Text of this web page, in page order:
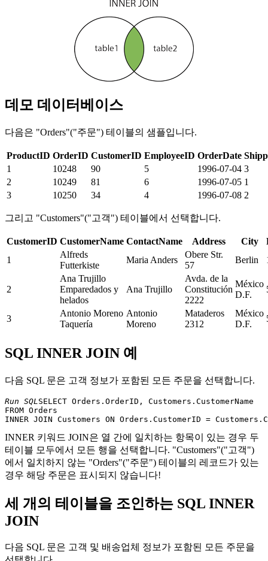
데모 데이터베이스
다음은 "Orders"("주문") 테이블의 샘플입니다.
ProductID OrderID CustomerID EmployeeID OrderDate
1
10248 90 5 1996-07-04 3
2
10249 81 6 1996-07-05 1
3
10250 34 4 1996-07-08 2
그리고 "Customers"("고객") 테이블에서 선택합니다.
CustomerID CustomerName ContactName Address City
1
Alfreds
Futterkiste
Maria Anders
Obere Str.
57
Berlin
2
Ana Trujillo
Emparedados y
helados
Ana Trujillo
Avda. de la
Constitución
2222
México
D.F.
3
Antonio Moreno
Taquería
Antonio
Moreno
Mataderos
2312
México
D.F.
SQL INNER JOIN 예
다음 SQL 문은 고객 정보가 포함된 모든 주문을 선택합니다.
Run SQLSELECT Orders.OrderID, Customers.CustomerName
FROM Orders
INNER 키워드 JOIN은 열 간에 일치하는 항목이 있는 경우 두
테이블 모두에서 모든 행을 선택합니다. "Customers"("고객")
에서 일치하지 않는 "Orders"("주문") 테이블의 레코드가 있는
경우 해당 주문은 표시되지 않습니다!
세 개의 테이블을 조인하는 SQL INNER
JOIN
다음 SQL 문은 고객 및 배송업체 정보가 포함된 모든 주문을